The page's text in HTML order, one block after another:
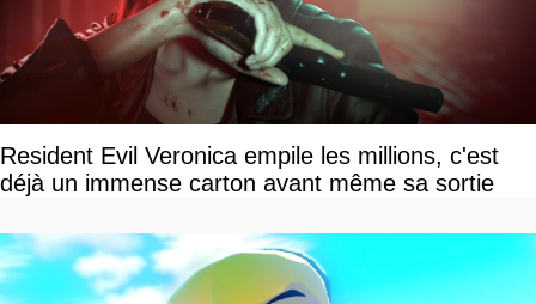
Resident Evil Veronica empile les millions, c'est
déjà un immense carton avant même sa sortie